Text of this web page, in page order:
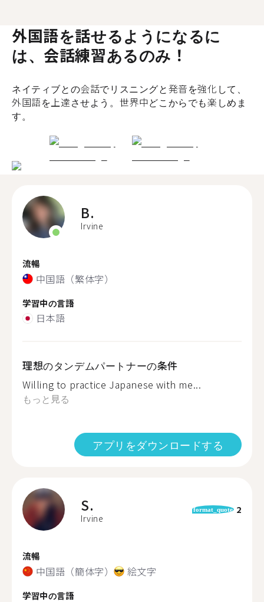
外国語を話せるようになるに
は、会話練習あるのみ！
ネイティブとの会話でリスニングと発音を強化して、
外国語を上達させよう。世界中どこからでも楽しめま
す。
B.
Irvine
流暢
中国語（繁体字）
学習中の言語
日本語
理想のタンデムパートナーの条件
Willing to practice Japanese with me...
もっと見る
アプリをダウンロードする
S.
Irvine
format_quote 2
流暢
中国語（簡体字） 絵文字
学習中の言語